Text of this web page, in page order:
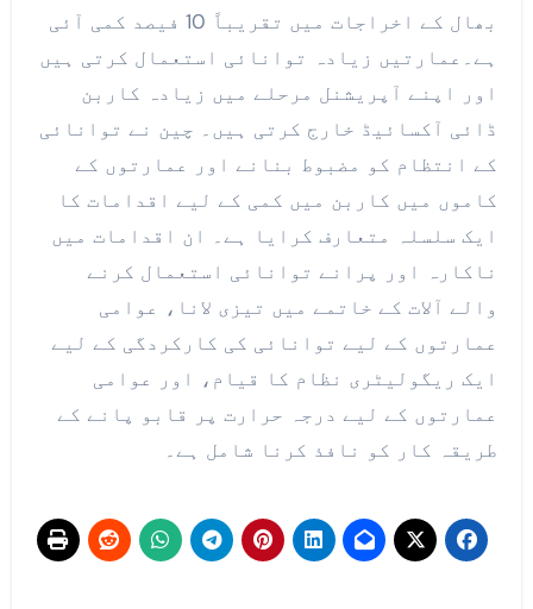
بھال کے اخراجات میں تقریباً 10 فیصد کمی آئی
ہے۔عمارتیں زیادہ توانائی استعمال کرتی ہیں
اور اپنے آپریشنل مرحلے میں زیادہ کاربن
ڈائی آکسائیڈ خارج کرتی ہیں۔ چین نے توانائی
کے انتظام کو مضبوط بنانے اور عمارتوں کے
کاموں میں کاربن میں کمی کے لیے اقدامات کا
ایک سلسلہ متعارف کرایا ہے۔ ان اقدامات میں
ناکارہ اور پرانے توانائی استعمال کرنے
والے آلات کے خاتمے میں تیزی لانا، عوامی
عمارتوں کے لیے توانائی کی کارکردگی کے لیے
ایک ریگولیٹری نظام کا قیام، اور عوامی
عمارتوں کے لیے درجہ حرارت پر قابو پانے کے
طریقہ کار کو نافذ کرنا شامل ہے۔